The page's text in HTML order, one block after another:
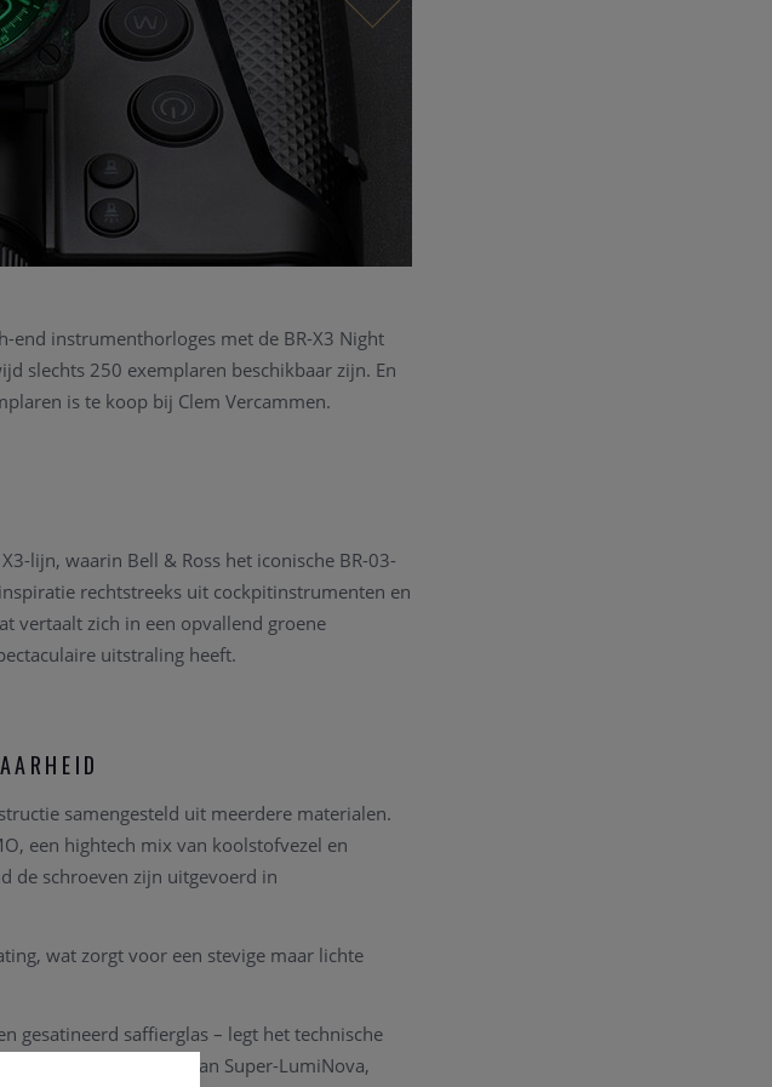
end instrumenthorloges met de BR-X3 Night
slechts 250 exemplaren beschikbaar zijn. En
is te koop bij Clem Vercammen.
lijn, waarin Bell & Ross het iconische BR-03-
rechtstreeks uit cockpitinstrumenten en
vertaalt zich in een opvallend groene
uitstraling heeft.
samengesteld uit meerdere materialen.
een hightech mix van koolstofvezel en
de schroeven zijn uitgevoerd in
wat zorgt voor een stevige maar lichte
gesatineerd saffierglas – legt het technische
allemaal voorzien van Super-LumiNova,